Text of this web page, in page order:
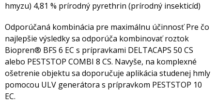
hmyzu) 4,81 % prírodný pyrethrin (prírodný insekticíd)
Odporúčaná kombinácia pre maximálnu účinnosť Pre čo
najlepšie výsledky sa odporúča kombinovať roztok
Biopren® BFS 6 EC s prípravkami DELTACAPS 50 CS
alebo PESTSTOP COMBI 8 CS. Navyše, na komplexné
ošetrenie objektu sa doporučuje aplikácia studenej hmly
pomocou ULV generátora s prípravkom PESTSTOP 10
EC.